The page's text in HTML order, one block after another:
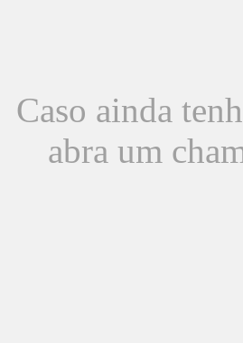
Caso ainda
abra um